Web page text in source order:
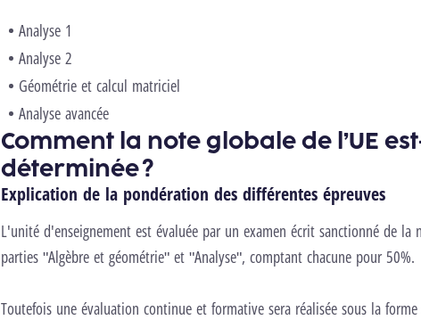
Analyse 1
Analyse 2
Géométrie et calcul matriciel
Analyse avancée
Comment la note globale de l’UE
déterminée ?
Explication de la pondération des différentes épreuves
L'unité d'enseignement est évaluée par un examen écrit sanctionné de la
parties "Algèbre et géométrie" et "Analyse", comptant chacune pour 50%.
Toutefois une évaluation continue et formative sera réalisée sous la